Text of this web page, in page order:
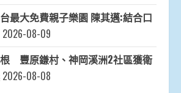
最大免費親子樂園 陳其邁:結合口
2026-08-09
豐原鎌村、神岡溪洲2社區獲衛
2026-08-08